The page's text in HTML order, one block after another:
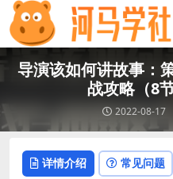
导演该如何讲故事：
战攻略（8
2022-08-17
详情介绍 常见问题